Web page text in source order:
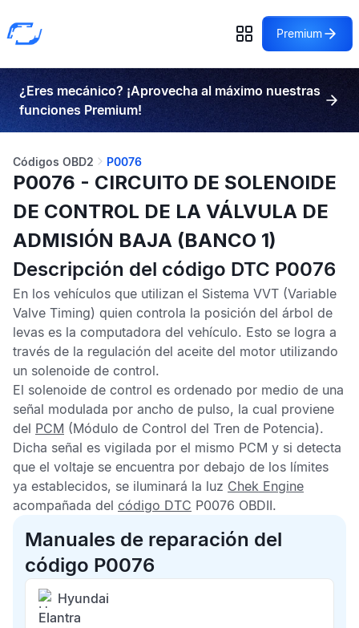
Premium
¿Eres mecánico? ¡Aprovecha al máximo nuestras
funciones Premium!
Códigos OBD2 P0076
P0076 - CIRCUITO DE SOLENOIDE
DE CONTROL DE LA VÁLVULA DE
ADMISIÓN BAJA (BANCO 1)
Descripción del código DTC P0076
En los vehículos que utilizan el Sistema VVT (Variable
Valve Timing) quien controla la posición del árbol de
levas es la computadora del vehículo. Esto se logra a
través de la regulación del aceite del motor utilizando
un solenoide de control.
El solenoide de control es ordenado por medio de una
señal modulada por ancho de pulso, la cual proviene
del PCM (Módulo de Control del Tren de Potencia).
Dicha señal es vigilada por el mismo PCM y si detecta
que el voltaje se encuentra por debajo de los límites
ya establecidos, se iluminará la luz Chek Engine
acompañada del código DTC P0076 OBDII.
Manuales de reparación del
código P0076
Hyundai
Elantra